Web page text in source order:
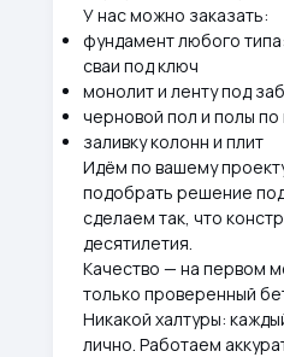
У нас можно заказать:
фундамент любого
сваи под ключ
монолит и ленту под
черновой пол и полы по
заливку колонн и плит
Идём по вашему
подобрать решение
сделаем так, что
десятилетия.
Качество — на первом
только проверенный
Никакой халтуры:
лично. Работаем